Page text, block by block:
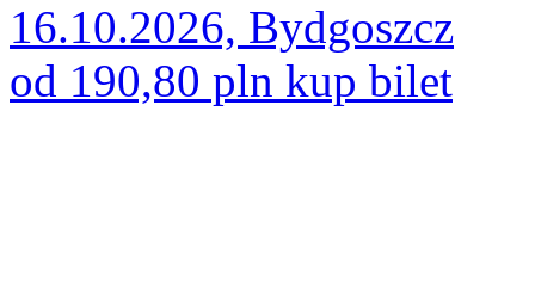
16.10.2026, Bydgoszcz
od 190,80 pln kup bilet